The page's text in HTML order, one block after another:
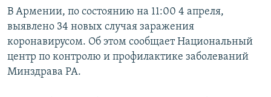
Все сайты Радио Азатутюн
В Армении, по состоянию на 11:00 4 апреля,
выявлено 34 новых случая заражения
коронавирусом. Об этом сообщает Национальный
центр по контролю и профилактике заболеваний
Минздрава РА.